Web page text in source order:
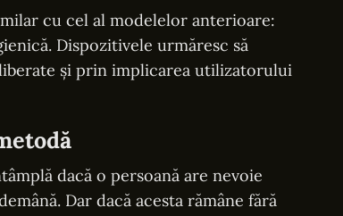
cu cel al modelelor anterioare:
Dispozitivele urmăresc să
și prin implicarea utilizatorului
dacă o persoană are nevoie
Dar dacă acesta rămâne fără